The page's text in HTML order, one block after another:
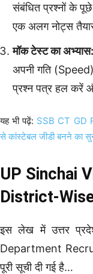
संबंधित प्रश्नों के
एक अलग नोट्स
मॉक टेस्ट का अभ्यास:
अपनी गति
प्रश्न पत्र हल करें
यह भी पढ़ें: SSB CT GD
से कांस्टेबल जीडी बनने का
UP Sinchai
District-
इस लेख में उत्तर
Department
पूरी सूची दी गई है…